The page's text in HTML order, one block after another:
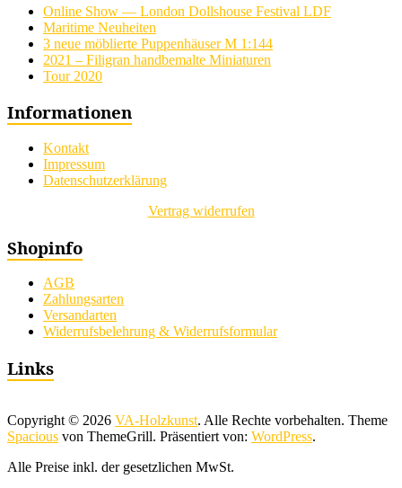
Online Show — London Dollshouse Festival LDF
Maritime Neuheiten
3 neue möblierte Puppenhäuser M 1:144
2021 – Filigran handbemalte Miniaturen
Tour 2020
Informationen
Kontakt
Impressum
Datenschutzerklärung
Vertrag widerrufen
Shopinfo
AGB
Zahlungsarten
Versandarten
Widerrufsbelehrung & Widerrufsformular
Links
Copyright © 2026 VA-Holzkunst. Alle Rechte vorbehalten. Theme
Spacious von ThemeGrill. Präsentiert von: WordPress.
Alle Preise inkl. der gesetzlichen MwSt.